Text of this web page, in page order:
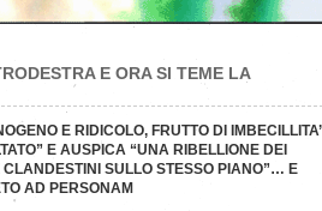
E ORA SI TEME LA
E RIDICOLO, FRUTTO DI IMBECILLITA’
E AUSPICA “UNA RIBELLIONE DEI
SULLO STESSO PIANO”… E
AD PERSONAM